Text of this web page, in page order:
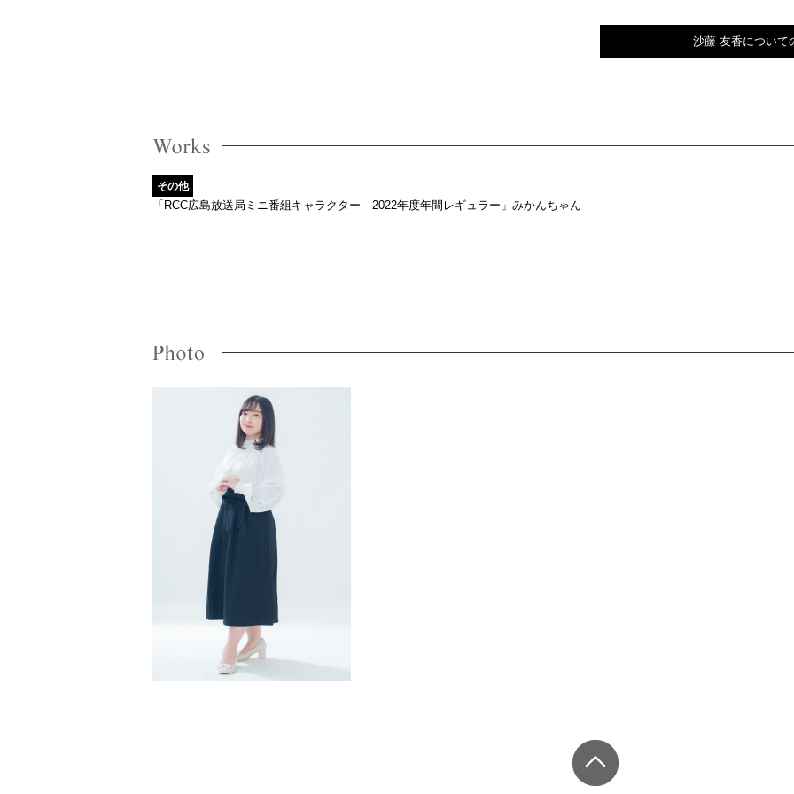
沙藤 友香について
その他
「RCC広島放送局ミニ番組キャラクター 2022年度年間レギュラー」みかんちゃん